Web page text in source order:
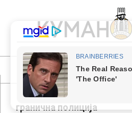
content
КУМАНОВСКИ
МУАБЕТИ
Primary
Navigation
Menuгранична полиција